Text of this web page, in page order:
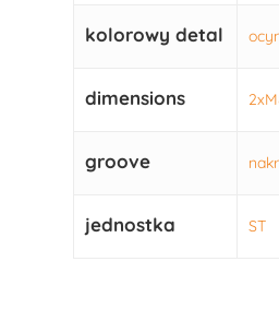
kolorowy detal
dimensions
groove
jednostka ST